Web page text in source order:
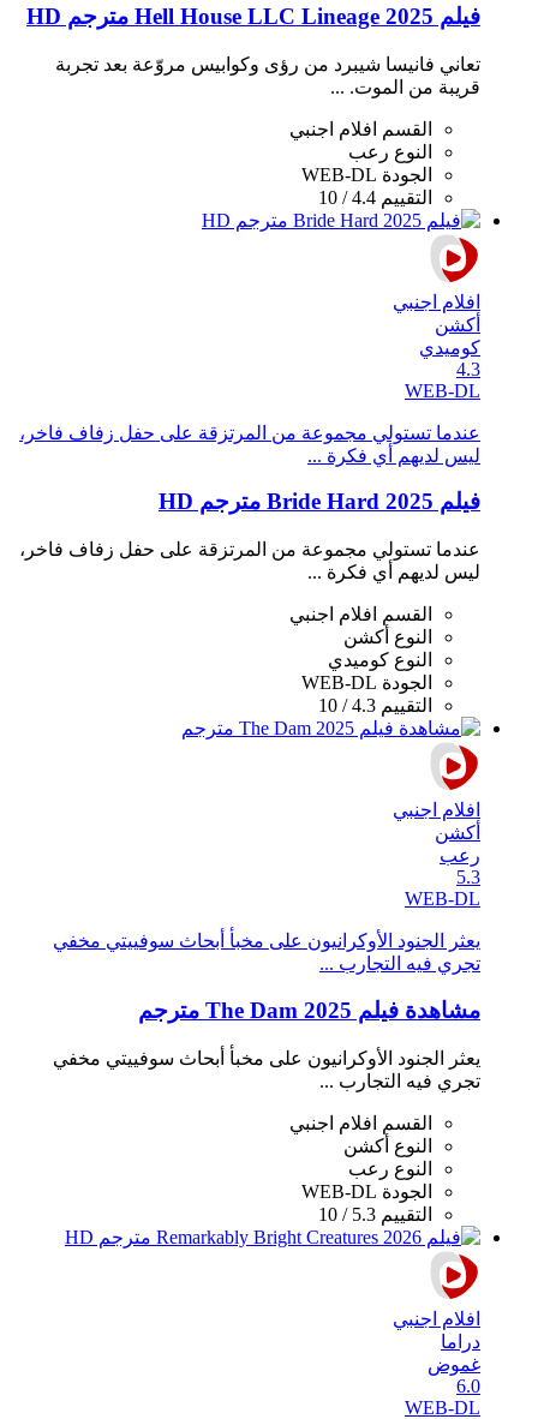
فيلم Hell House LLC Lineage 2025 مترجم HD
تعاني فانيسا شيبرد من رؤى وكوابيس مروّعة بعد تجربة
قريبة من الموت. ...
القسم
افلام اجنبي
النوع رعب
الجودة WEB-DL
التقييم 4.4 / 10
افلام اجنبي
أكشن
كوميدي
4.3
WEB-DL
عندما تستولي مجموعة من المرتزقة على حفل زفاف فاخر،
ليس لديهم أي فكرة ...
فيلم Bride Hard 2025 مترجم HD
عندما تستولي مجموعة من المرتزقة على حفل زفاف فاخر،
ليس لديهم أي فكرة ...
القسم
افلام اجنبي
النوع أكشن
النوع كوميدي
الجودة WEB-DL
التقييم 4.3 / 10
افلام اجنبي
أكشن
رعب
5.3
WEB-DL
يعثر الجنود الأوكرانيون على مخبأ أبحاث سوفييتي مخفي
تجري فيه التجارب ...
مشاهدة فيلم The Dam 2025 مترجم
يعثر الجنود الأوكرانيون على مخبأ أبحاث سوفييتي مخفي
تجري فيه التجارب ...
القسم
افلام اجنبي
النوع أكشن
النوع رعب
الجودة WEB-DL
التقييم 5.3 / 10
افلام اجنبي
دراما
غموض
6.0
WEB-DL